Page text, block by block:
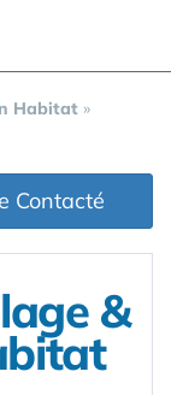
Habitat »
Contacté
&